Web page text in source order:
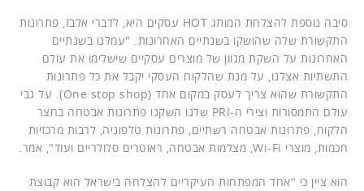
סיבה נוספת להצלחת המותג HOT עסקים היא, לדברי אלבז, פתרונות
התקשורת שלה שהושקו בשנתיים האחרונות. "עמלנו בשנתיים
האחרונות על השקת מגוון של מוצרים עסקיים שישלימו את עולם
התשתיות אצלנו, על מנת שהלקוח העסקי יקבל את כל פתרונות
התקשורת שהוא צריך לעסק במקום אחד (One stop shop). על גבי
עולם התמסורות וצירי ה-PRI שלנו השקנו פתרונות אבטחה בחצר
הלקוח, פתרונות אבטחה רשתיים, פתרונות טלפוניה, לרבות מרכזיות
חכמות, מוצרי Wi-Fi, מצלמות אבטחה, ראוטרים סלולריים ועוד", אמר.
הוא ציין כי "אחד המפתחות העיקריים להצלחה בישראל הוא קבוצת